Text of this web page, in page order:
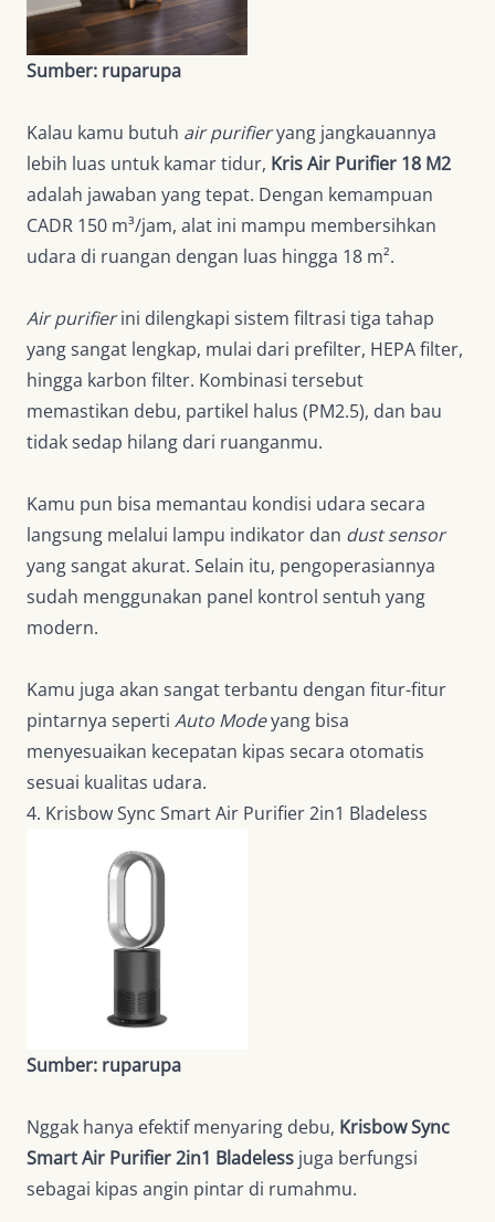
Sumber: ruparupa
Kalau kamu butuh air purifieryang jangkauannya
lebih luas untuk kamar tidur, Kris Air Purifier 18 M2
adalah jawaban yang tepat. Dengan kemampuan
CADR 150 m³/jam, alat ini mampu membersihkan
udara di ruangan dengan luas hingga 18 m².
Air purifierini dilengkapi sistem filtrasi tiga tahap
yang sangat lengkap, mulai dari prefilter, HEPA filter,
hingga karbon filter. Kombinasi tersebut
memastikan debu, partikel halus (PM2.5), dan bau
tidak sedap hilang dari ruanganmu.
Kamu pun bisa memantau kondisi udara secara
langsung melalui lampu indikator dan dust sensor
yang sangat akurat. Selain itu, pengoperasiannya
sudah menggunakan panel kontrol sentuh yang
modern.
Kamu juga akan sangat terbantu dengan fitur-fitur
pintarnya seperti Auto Modeyang bisa
menyesuaikan kecepatan kipas secara otomatis
sesuai kualitas udara.
4. Krisbow Sync Smart Air Purifier 2in1 Bladeless
Sumber: ruparupa
Nggak hanya efektif menyaring debu, Krisbow Sync
Smart Air Purifier 2in1 Bladeless juga berfungsi
sebagai kipas angin pintar di rumahmu.